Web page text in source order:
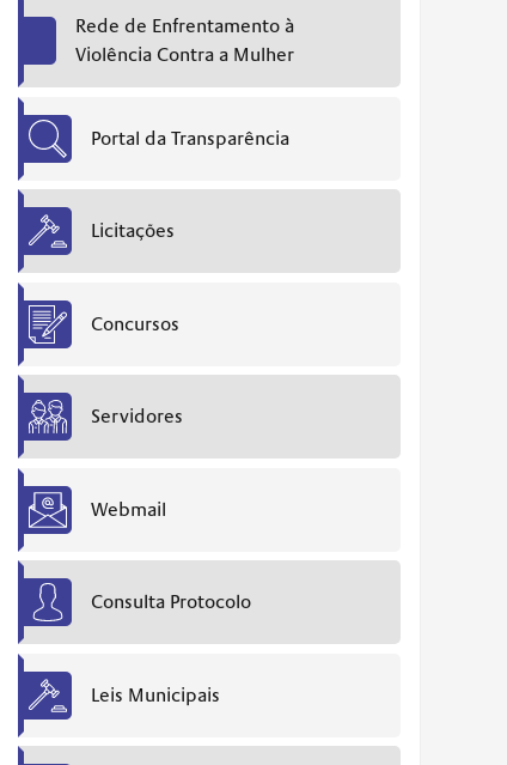
Rede de Enfrentamento à
Violência Contra a Mulher
Portal da Transparência
Licitações
Concursos
Servidores
Webmail
Consulta Protocolo
Leis Municipais